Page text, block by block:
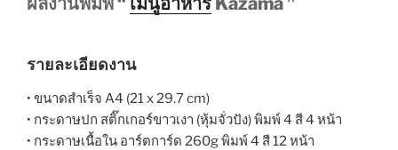
รายละเอียดงาน
• ขนาดสำเร็จ A4 (21 x 29.7 cm)
• กระดาษปก สติ๊กเกอร์ขาวเงา (หุ้มจั่วปัง) พิมพ์ 4 สี 4 หน้า
• กระดาษเนื้อใน อาร์ตการ์ด 260g พิมพ์ 4 สี 12 หน้า